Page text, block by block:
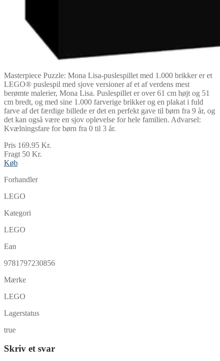
Masterpiece Puzzle: Mona Lisa-puslespillet med 1.000 brikker er et
LEGO® puslespil med sjove versioner af et af verdens mest
berømte malerier, Mona Lisa. Puslespillet er over 61 cm højt og 51
cm bredt, og med sine 1.000 farverige brikker og en plakat i fuld
farve af det færdige billede er det en perfekt gave til børn fra 9 år, og
det kan også være en sjov oplevelse for hele familien. Advarsel:
Kvælningsfare for børn fra 0 til 3 år.
Pris 169.95 Kr.
Fragt 50 Kr.
Køb
Forhandler
LEGO
Kategori
LEGO
Ean
9781797230856
Mærke
LEGO
Lagerstatus
true
Skriv et svar